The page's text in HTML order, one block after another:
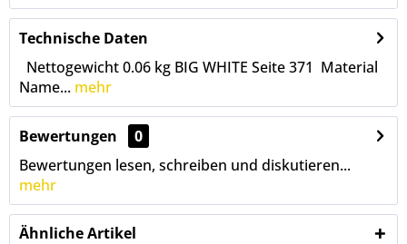
Technische Daten
Nettogewicht 0.06 kg BIG WHITE Seite 371 Material
Name... mehr
Bewertungen
0
Bewertungen lesen, schreiben und diskutieren...
mehr
Ähnliche Artikel